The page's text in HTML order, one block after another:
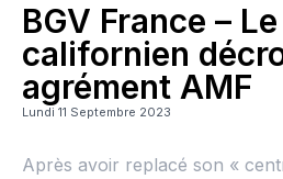
BGV France –
californien
agrément AMF
Lundi 11 Septembre 2023
Après avoir replacé son «